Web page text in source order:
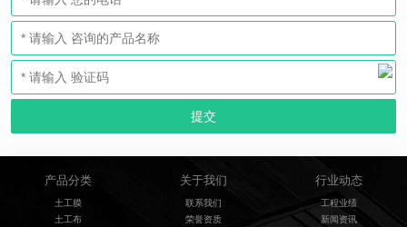
产品分类
土工膜
土工布
关于我们
联系我们
荣誉资质
行业动态
工程业绩
新闻资讯